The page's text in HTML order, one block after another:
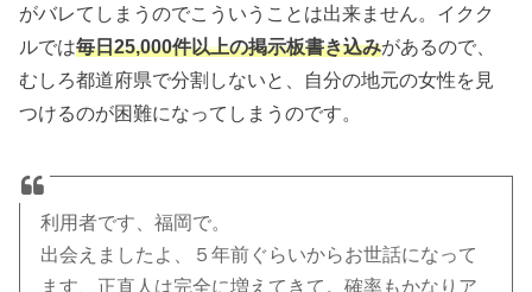
がバレてしまうのでこういうことは出来ません。イクク
ルでは毎日25,000件以上の掲示板書き込みがあるので、
むしろ都道府県で分割しないと、自分の地元の女性を見
つけるのが困難になってしまうのです。
利用者です、福岡で。
出会えましたよ、５年前ぐらいからお世話になって
ます、正直人は完全に増えてきて。確率もかなりア